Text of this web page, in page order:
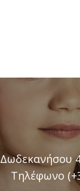
Δωδεκανήσου
Τηλέφωνο